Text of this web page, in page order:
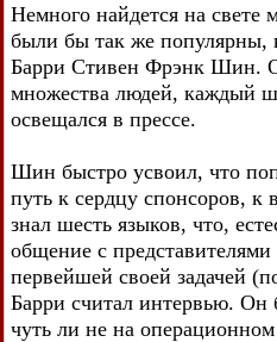
Немного найдется на свете
были бы так же популярны,
Барри Стивен Фрэнк Шин.
множества людей, каждый
освещался в прессе.
Шин быстро усвоил, что
путь к сердцу спонсоров,
знал шесть языков, что,
общение с
первейшей своей задачей
Барри считал интервью. Он
чуть ли не на операционном